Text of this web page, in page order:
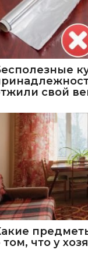
свой
том, что у